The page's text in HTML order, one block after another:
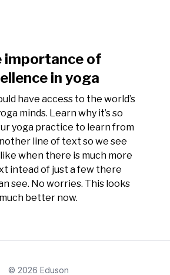
importance of
in yoga
have access to the world’s
minds. Learn why it’s so
yoga practice to learn from
line of text so we see
when there is much more
intead of just a few there
see. No worries. This looks
much better now.
© 2026 Eduson